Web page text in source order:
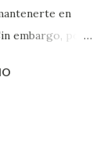
en
embargo, por
y su